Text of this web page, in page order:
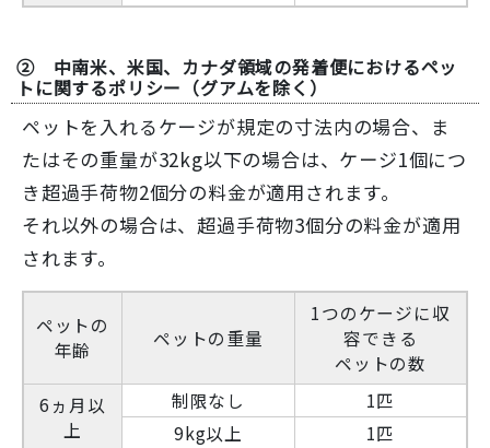
② 中南米、米国、カナダ領域の発着便におけるペッ
トに関するポリシー（グアムを除く）
ペットを入れるケージが規定の寸法内の場合、ま
たはその重量が32kg以下の場合は、ケージ1個につ
き超過手荷物2個分の料金が適用されます。
それ以外の場合は、超過手荷物3個分の料金が適用
されます。
ペットの
年齢
ペットの重量
1つのケージに収
容できる
ペットの数
6ヵ月以
上
制限なし
1匹
9kg以上
1匹